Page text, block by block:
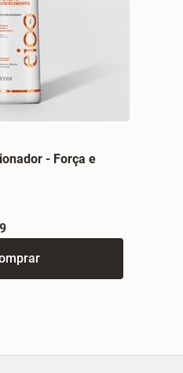
- Força e